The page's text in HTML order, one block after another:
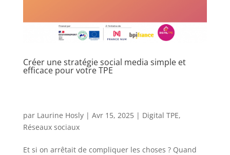
Créer une stratégie social media simple et
efficace pour votre TPE
par Laurine Hosly| Avr 15, 2025| Digital TPE,
Réseaux sociaux
Et si on arrêtait de compliquer les choses ? Quand